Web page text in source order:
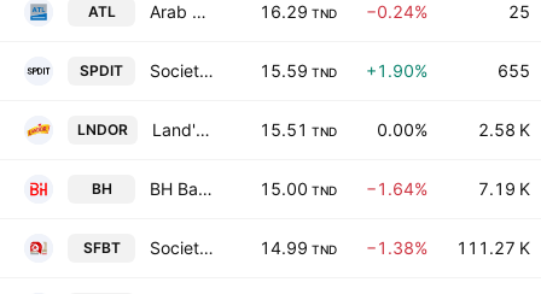
ATL Arab Tunisian Lease SA 16.29 TND −0.24% 25
SPDIT Societe de Placements et de Developpement Industriel et Touristique SA 15.59 TND +1.90% 655
LNDOR Land'Or SA 15.51 TND 0.00% 2.58 K
BH BH Bank 15.00 TND −1.64% 7.19 K
SFBT Societe de Fabrication des Boissons de Tunisie SA 14.99 TND −1.38% 111.27 K